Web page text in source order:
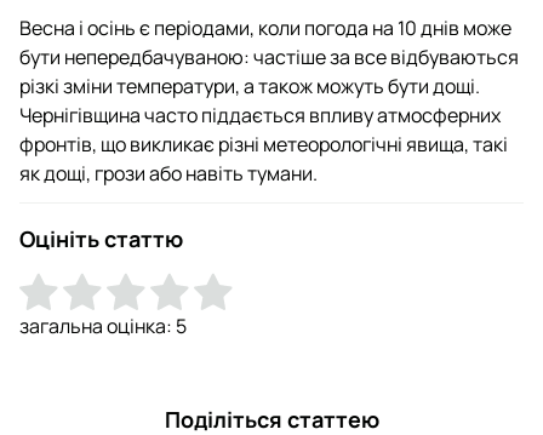
Весна і осінь є періодами, коли погода на 10 днів може
бути непередбачуваною: частіше за все відбуваються
різкі зміни температури, а також можуть бути дощі.
Чернігівщина часто піддається впливу атмосферних
фронтів, що викликає різні метеорологічні явища, такі
як дощі, грози або навіть тумани.
Оцініть статтю
загальна оцінка: 5
Поділіться статтею